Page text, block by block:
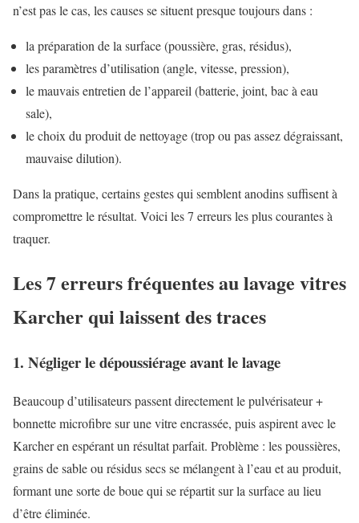
n’est pas le cas, les causes se situent presque toujours dans :
la préparation de la surface (poussière, gras, résidus),
les paramètres d’utilisation (angle, vitesse, pression),
le mauvais entretien de l’appareil (batterie, joint, bac à eau
sale),
le choix du produit de nettoyage (trop ou pas assez dégraissant,
mauvaise dilution).
Dans la pratique, certains gestes qui semblent anodins suffisent à
compromettre le résultat. Voici les 7 erreurs les plus courantes à
traquer.
Les 7 erreurs fréquentes au lavage vitres
Karcher qui laissent des traces
1. Négliger le dépoussiérage avant le lavage
Beaucoup d’utilisateurs passent directement le pulvérisateur +
bonnette microfibre sur une vitre encrassée, puis aspirent avec le
Karcher en espérant un résultat parfait. Problème : les poussières,
grains de sable ou résidus secs se mélangent à l’eau et au produit,
formant une sorte de boue qui se répartit sur la surface au lieu
d’être éliminée.